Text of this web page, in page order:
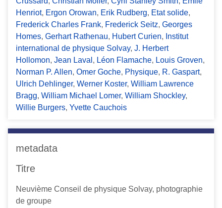
Henriot, Ergon Orowan, Erik Rudberg, Etat solide,
Frederick Charles Frank, Frederick Seitz, Georges
Homes, Gerhart Rathenau, Hubert Curien, Institut
international de physique Solvay, J. Herbert
Hollomon, Jean Laval , Léon Flamache, Louis Groven,
Norman P. Allen, Omer Goche, Physique, R. Gaspart,
Ulrich Dehlinger, Werner Koster, William Lawrence
Bragg, William Michael Lomer, William Shockley,
Willie Burgers, Yvette Cauchois
metadata
Titre
Neuvième Conseil de physique Solvay, photographie
de groupe